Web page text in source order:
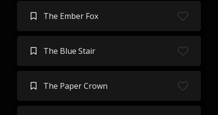
The Ember Fox
The Blue Stair
The Paper Crown